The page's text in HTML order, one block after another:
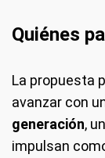
Quiénes
La propuesta
avanzar con
generación,
impulsan